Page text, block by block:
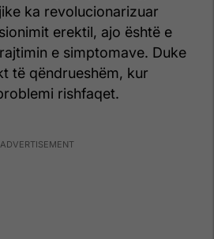
ka revolucionarizuar
erektil, ajo është e
e simptomave. Duke
të qëndrueshëm, kur
rishfaqet.